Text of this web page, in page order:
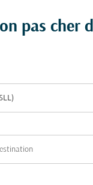
pas cher